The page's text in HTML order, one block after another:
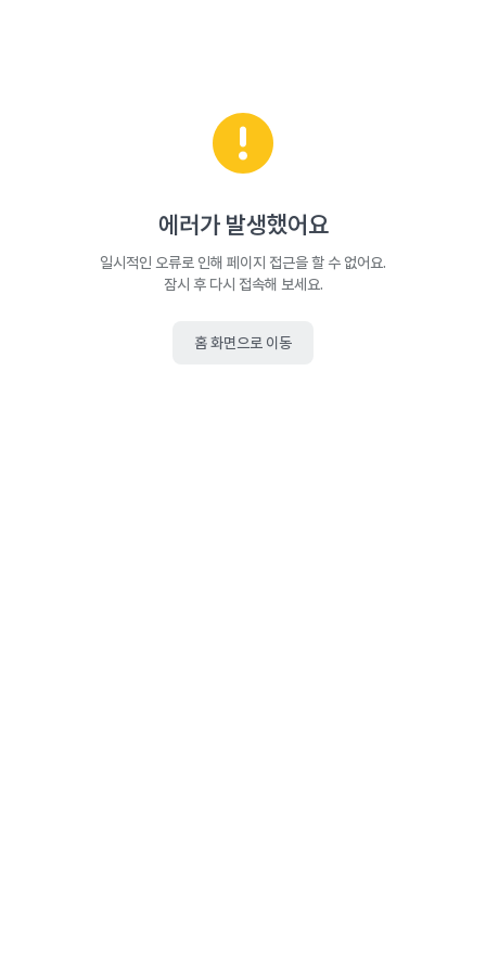
에러가 발생했어요
일시적인 오류로 인해 페이지 접근을 할 수 없어요.
잠시 후 다시 접속해 보세요.
홈 화면으로 이동